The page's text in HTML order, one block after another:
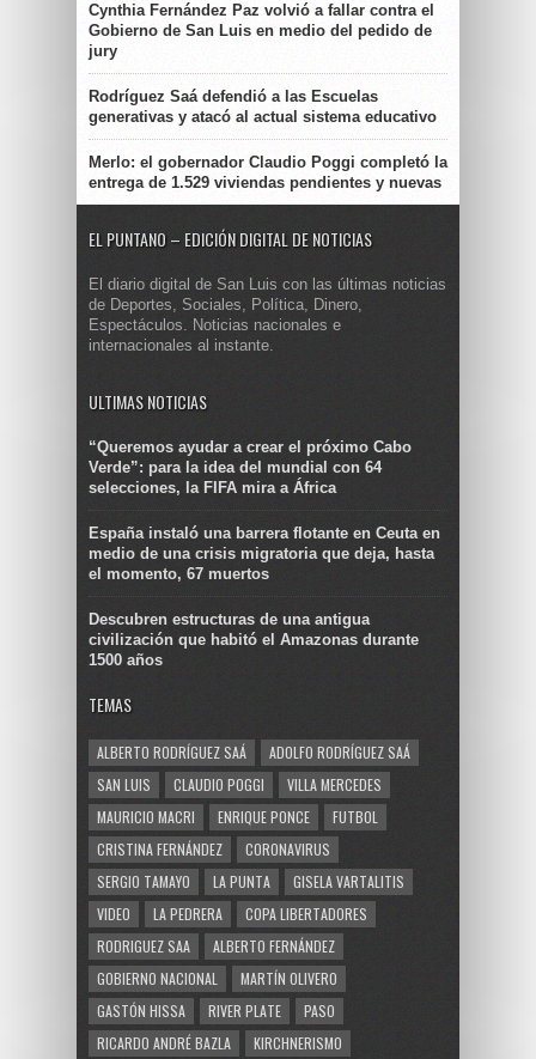
Cynthia Fernández Paz volvió a fallar contra el
Gobierno de San Luis en medio del pedido de
jury
Rodríguez Saá defendió a las Escuelas
generativas y atacó al actual sistema educativo
Merlo: el gobernador Claudio Poggi completó la
entrega de 1.529 viviendas pendientes y nuevas
EL PUNTANO – EDICIÓN DIGITAL DE NOTICIAS
El diario digital de San Luis con las últimas noticias
de Deportes, Sociales, Política, Dinero,
Espectáculos. Noticias nacionales e
internacionales al instante.
ULTIMAS NOTICIAS
“Queremos ayudar a crear el próximo Cabo
Verde”: para la idea del mundial con 64
selecciones, la FIFA mira a África
España instaló una barrera flotante en Ceuta en
medio de una crisis migratoria que deja, hasta
el momento, 67 muertos
Descubren estructuras de una antigua
civilización que habitó el Amazonas durante
1500 años
TEMAS
ALBERTO RODRÍGUEZ SAÁ
ADOLFO RODRÍGUEZ SAÁ
SAN LUIS
CLAUDIO POGGI
VILLA MERCEDES
MAURICIO MACRI
ENRIQUE PONCE
FUTBOL
CRISTINA FERNÁNDEZ
CORONAVIRUS
SERGIO TAMAYO
LA PUNTA
GISELA VARTALITIS
VIDEO
LA PEDRERA
COPA LIBERTADORES
RODRIGUEZ SAA
ALBERTO FERNÁNDEZ
GOBIERNO NACIONAL
MARTÍN OLIVERO
GASTÓN HISSA
RIVER PLATE
PASO
RICARDO ANDRÉ BAZLA
KIRCHNERISMO